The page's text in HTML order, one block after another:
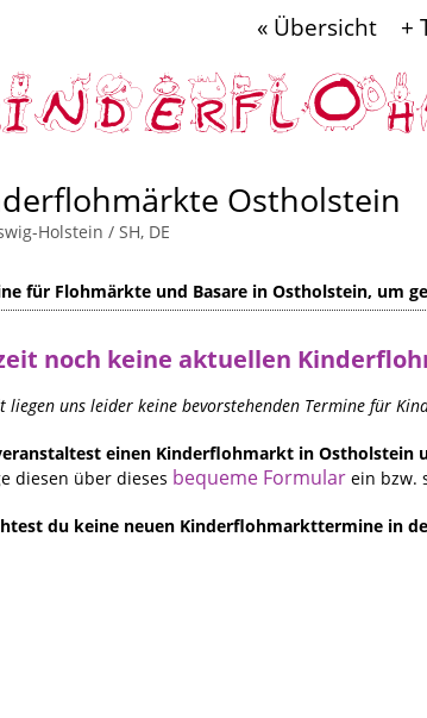
« Übersicht +
Ostholstein
Holstein / SH, DE
für Flohmärkte und Basare in Ostholstein, um
noch keine aktuellen
liegen uns leider keine bevorstehenden Termine für
einen Kinderflohmarkt in
diesen über dieses bequeme Formular ein bzw.
du keine neuen Kinderflohmarkttermine in